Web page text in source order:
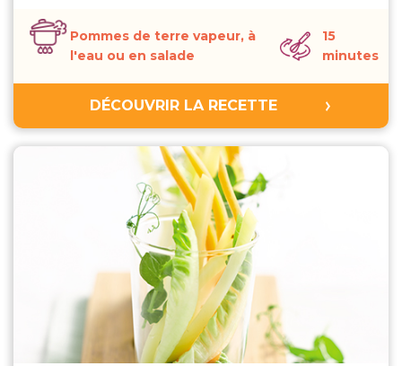
Pommes de terre vapeur, à
l'eau ou en salade
15
minutes
DÉCOUVRIR LA RECETTE